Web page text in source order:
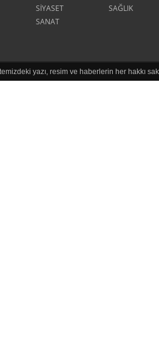
SİYASET
SAĞLIK
SANAT
yazı, resim ve haberlerin her hakkı